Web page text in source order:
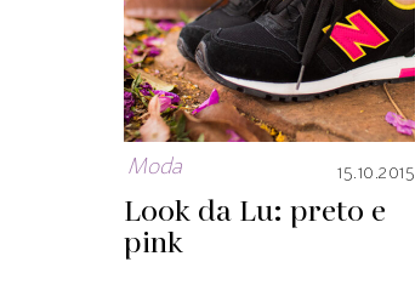
Moda 15.10.2015
Look da Lu: preto e
pink